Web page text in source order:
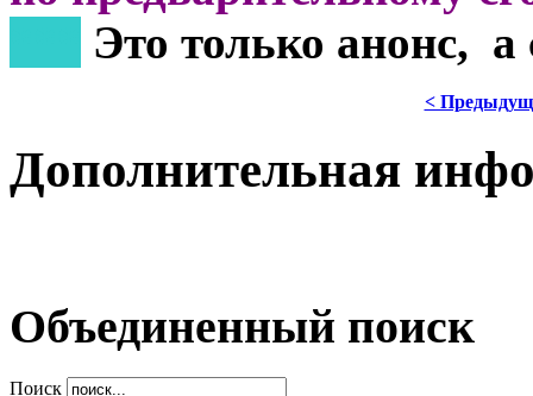
Это только анонс,
<
Дополнительная
Объединенный поиск
Поиск